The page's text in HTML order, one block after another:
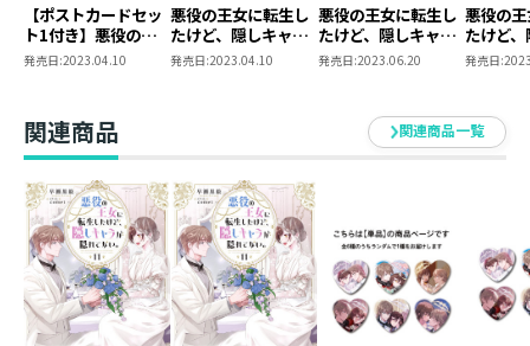
【ポストカードセッ
ト1付き】悪役の王
女に転生したけど、
隠しキャラが隠れて
発売日:2023.04.10
悪役の王女に転生し
たけど、隠しキャラ
が隠れてない。 ポス
トカードセット1
発売日:2023.04.10
悪役の王女に転生し
たけど、隠しキャラ
が隠れてない。アク
リルキーホルダー
発売日:2023.06.20
悪役の
たけど
が隠れ
リルキ
ト）
発売日:
関連商品 関連商品一覧